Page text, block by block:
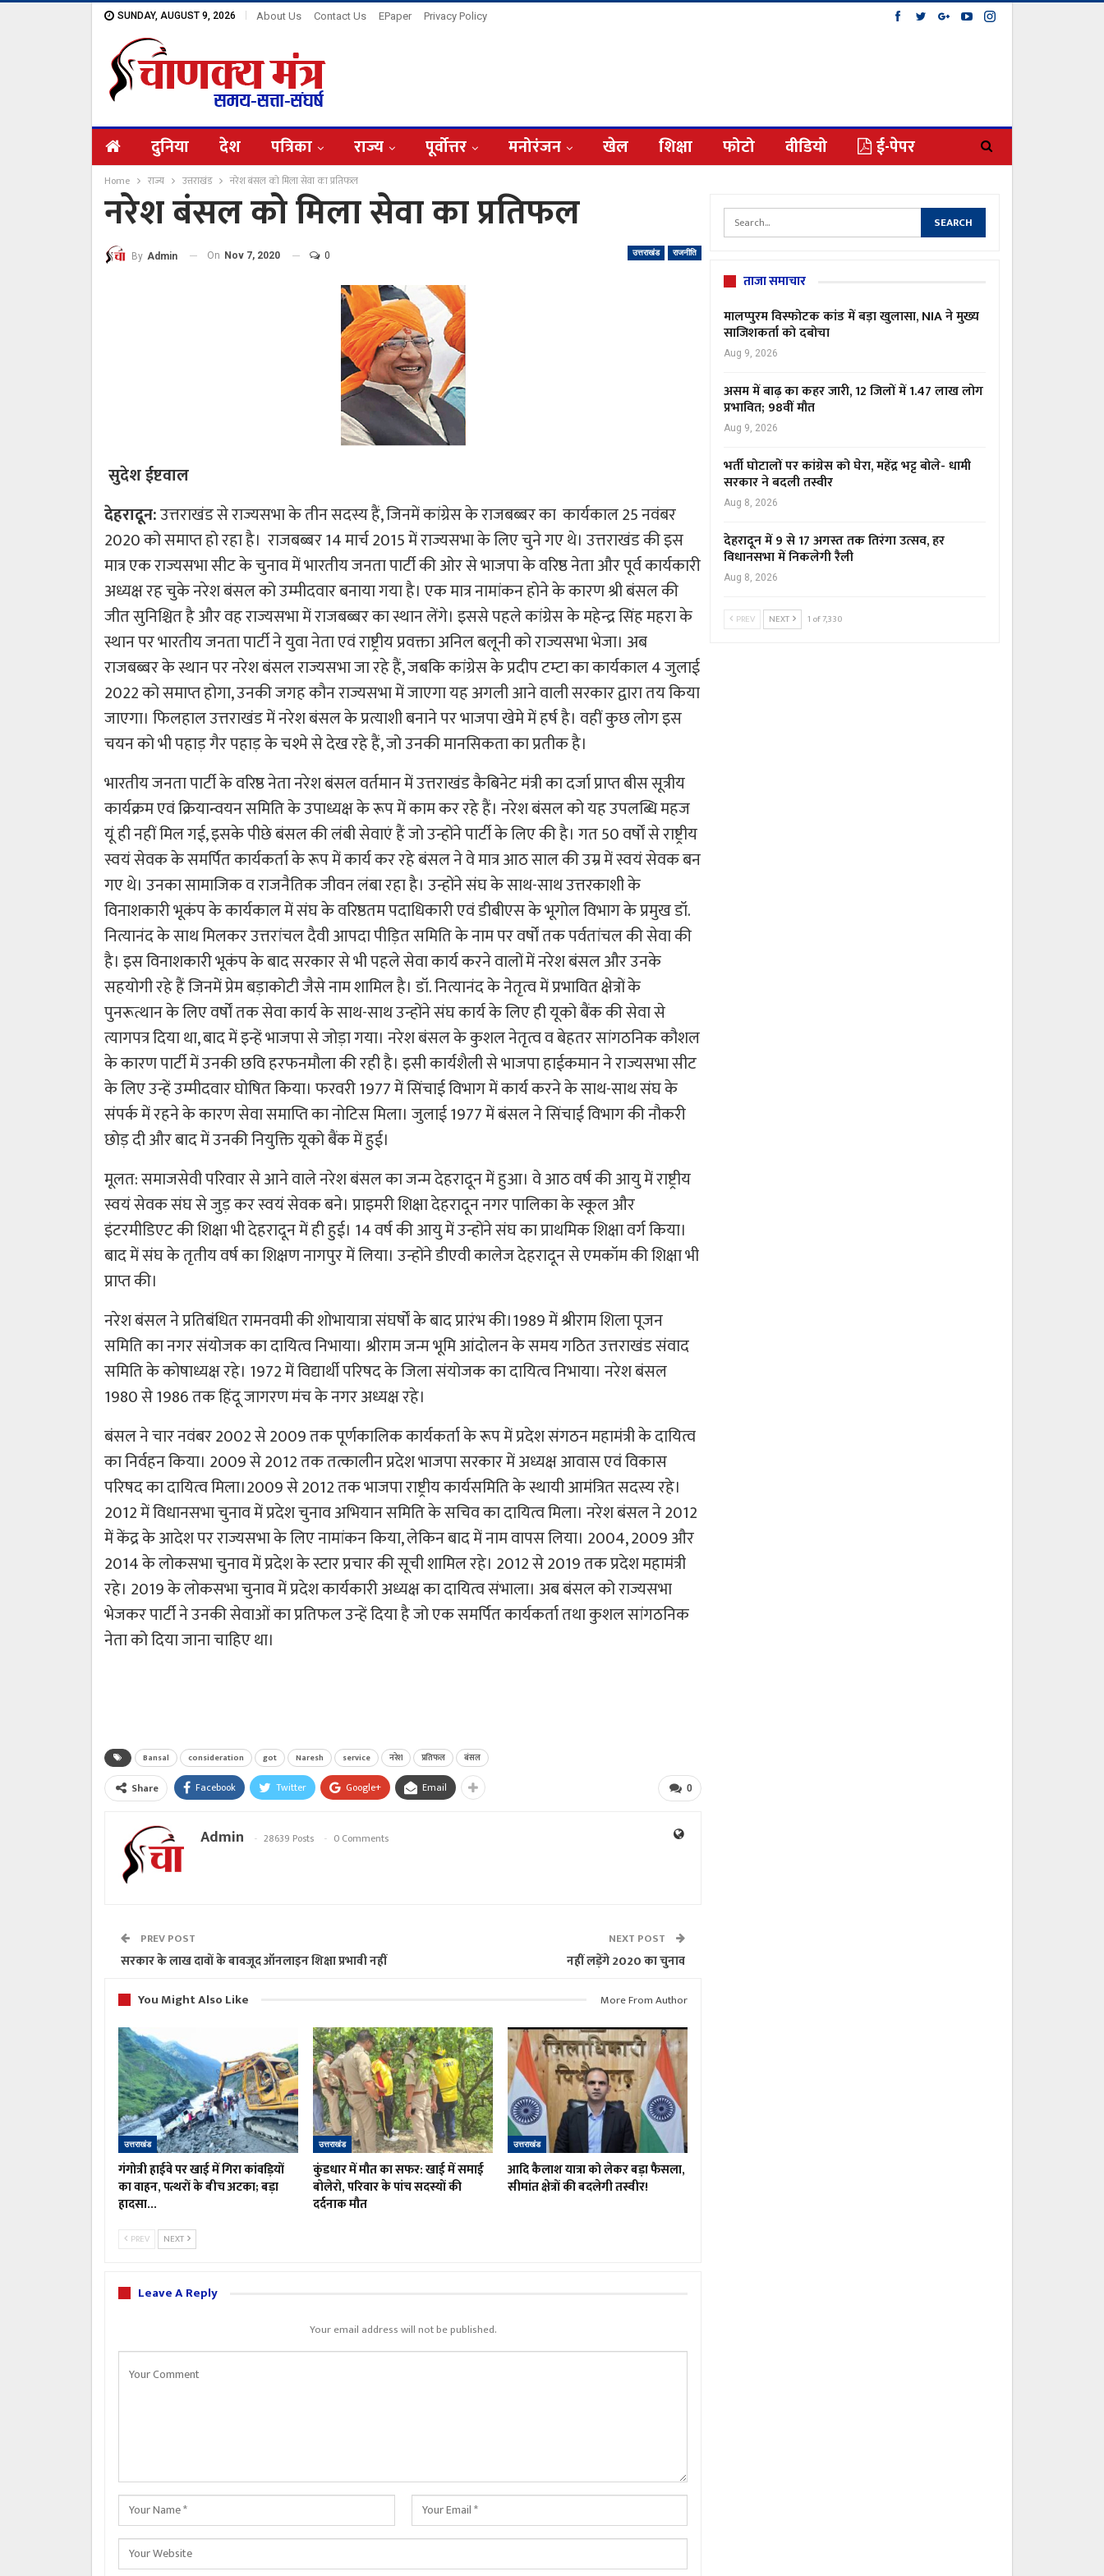
SUNDAY, AUGUST 9, 2026 About Us Contact Us EPaper Privacy Policy
दुनिया देश पत्रिका राज्य पूर्वोत्तर मनोरंजन खेल शिक्षा फोटो वीडियो ई-पेपर
Home राज्य उत्तराखंड नरेश बंसल को मिला सेवा का प्रतिफल
नरेश बंसल को मिला सेवा का प्रतिफल
उत्तराखंड राजनीति
By Admin On Nov 7, 2020 0
सुदेश ईष्टवाल
देहरादून:उत्तराखंड से राज्यसभा के तीन सदस्य हैं, जिनमें कांग्रेस के राजबब्बर का कार्यकाल 25 नवंबर
2020 को समाप्त हो रहा है। राजबब्बर 14 मार्च 2015 में राज्यसभा के लिए चुने गए थे। उत्तराखंड की इस
मात्र एक राज्यसभा सीट के चुनाव में भारतीय जनता पार्टी की ओर से भाजपा के वरिष्ठ नेता और पूर्व कार्यकारी
अध्यक्ष रह चुके नरेश बंसल को उम्मीदवार बनाया गया है। एक मात्र नामांकन होने के कारण श्री बंसल की
जीत सुनिश्चित है और वह राज्यसभा में राजबब्बर का स्थान लेंगे। इससे पहले कांग्रेस के महेन्द्र सिंह महरा के
स्थान पर भारतीय जनता पार्टी ने युवा नेता एवं राष्ट्रीय प्रवक्ता अनिल बलूनी को राज्यसभा भेजा। अब
राजबब्बर के स्थान पर नरेश बंसल राज्यसभा जा रहे हैं, जबकि कांग्रेस के प्रदीप टम्टा का कार्यकाल 4 जुलाई
2022 को समाप्त होगा, उनकी जगह कौन राज्यसभा में जाएगा यह अगली आने वाली सरकार द्वारा तय किया
जाएगा। फिलहाल उत्तराखंड में नरेश बंसल के प्रत्याशी बनाने पर भाजपा खेमे में हर्ष है। वहीं कुछ लोग इस
चयन को भी पहाड़ गैर पहाड़ के चश्मे से देख रहे हैं, जो उनकी मानसिकता का प्रतीक है।
भारतीय जनता पार्टी के वरिष्ठ नेता नरेश बंसल वर्तमान में उत्तराखंड कैबिनेट मंत्री का दर्जा प्राप्त बीस सूत्रीय
कार्यक्रम एवं क्रियान्वयन समिति के उपाध्यक्ष के रूप में काम कर रहे हैं। नरेश बंसल को यह उपलब्धि महज
यूं ही नहीं मिल गई, इसके पीछे बंसल की लंबी सेवाएं हैं जो उन्होंने पार्टी के लिए की है। गत 50 वर्षों से राष्ट्रीय
स्वयं सेवक के समर्पित कार्यकर्ता के रूप में कार्य कर रहे बंसल ने वे मात्र आठ साल की उम्र में स्वयं सेवक बन
गए थे। उनका सामाजिक व राजनैतिक जीवन लंबा रहा है। उन्होंने संघ के साथ-साथ उत्तरकाशी के
विनाशकारी भूकंप के कार्यकाल में संघ के वरिष्ठतम पदाधिकारी एवं डीबीएस के भूगोल विभाग के प्रमुख डॉ.
नित्यानंद के साथ मिलकर उत्तरांचल दैवी आपदा पीड़ित समिति के नाम पर वर्षों तक पर्वतांचल की सेवा की
है। इस विनाशकारी भूकंप के बाद सरकार से भी पहले सेवा कार्य करने वालों में नरेश बंसल और उनके
सहयोगी रहे हैं जिनमें प्रेम बड़ाकोटी जैसे नाम शामिल है। डॉ. नित्यानंद के नेतृत्व में प्रभावित क्षेत्रों के
पुनरूत्थान के लिए वर्षों तक सेवा कार्य के साथ-साथ उन्होंने संघ कार्य के लिए ही यूको बैंक की सेवा से
त्यागपत्र दिया था, बाद में इन्हें भाजपा से जोड़ा गया। नरेश बंसल के कुशल नेतृत्व व बेहतर सांगठनिक कौशल
के कारण पार्टी में उनकी छवि हरफनमौला की रही है। इसी कार्यशैली से भाजपा हाईकमान ने राज्यसभा सीट
के लिए उन्हें उम्मीदवार घोषित किया। फरवरी 1977 में सिंचाई विभाग में कार्य करने के साथ-साथ संघ के
संपर्क में रहने के कारण सेवा समाप्ति का नोटिस मिला। जुलाई 1977 में बंसल ने सिंचाई विभाग की नौकरी
छोड़ दी और बाद में उनकी नियुक्ति यूको बैंक में हुई।
मूलत: समाजसेवी परिवार से आने वाले नरेश बंसल का जन्म देहरादून में हुआ। वे आठ वर्ष की आयु में राष्ट्रीय
स्वयं सेवक संघ से जुड़ कर स्वयं सेवक बने। प्राइमरी शिक्षा देहरादून नगर पालिका के स्कूल और
इंटरमीडिएट की शिक्षा भी देहरादून में ही हुई। 14 वर्ष की आयु में उन्होंने संघ का प्राथमिक शिक्षा वर्ग किया।
बाद में संघ के तृतीय वर्ष का शिक्षण नागपुर में लिया। उन्होंने डीएवी कालेज देहरादून से एमकॉम की शिक्षा भी
प्राप्त की।
नरेश बंसल ने प्रतिबंधित रामनवमी की शोभायात्रा संघर्षों के बाद प्रारंभ की।1989 में श्रीराम शिला पूजन
समिति का नगर संयोजक का दायित्व निभाया। श्रीराम जन्म भूमि आंदोलन के समय गठित उत्तराखंड संवाद
समिति के कोषाध्यक्ष रहे। 1972 में विद्यार्थी परिषद के जिला संयोजक का दायित्व निभाया। नरेश बंसल
1980 से 1986 तक हिंदू जागरण मंच के नगर अध्यक्ष रहे।
बंसल ने चार नवंबर 2002 से 2009 तक पूर्णकालिक कार्यकर्ता के रूप में प्रदेश संगठन महामंत्री के दायित्व
का निर्वहन किया। 2009 से 2012 तक तत्कालीन प्रदेश भाजपा सरकार में अध्यक्ष आवास एवं विकास
परिषद का दायित्व मिला।2009 से 2012 तक भाजपा राष्ट्रीय कार्यसमिति के स्थायी आमंत्रित सदस्य रहे।
2012 में विधानसभा चुनाव में प्रदेश चुनाव अभियान समिति के सचिव का दायित्व मिला। नरेश बंसल ने 2012
में केंद्र के आदेश पर राज्यसभा के लिए नामांकन किया, लेकिन बाद में नाम वापस लिया। 2004, 2009 और
2014 के लोकसभा चुनाव में प्रदेश के स्टार प्रचार की सूची शामिल रहे। 2012 से 2019 तक प्रदेश महामंत्री
रहे। 2019 के लोकसभा चुनाव में प्रदेश कार्यकारी अध्यक्ष का दायित्व संभाला। अब बंसल को राज्यसभा
भेजकर पार्टी ने उनकी सेवाओं का प्रतिफल उन्हें दिया है जो एक समर्पित कार्यकर्ता तथा कुशल सांगठनिक
नेता को दिया जाना चाहिए था।
Bansal consideration got Naresh service नरेश प्रतिफल बंसल
0
Share Facebook Twitter Google+ Email
Admin 28639 Posts 0 Comments
PREV POST
सरकार के लाख दावों के बावजूद ऑनलाइन शिक्षा प्रभावी नहीं
NEXT POST
नहीं लड़ेंगे 2020 का चुनाव
You Might Also Like
More From Author
उत्तराखंड
गंगोत्री हाईवे पर खाई में गिरा कांवड़ियों
का वाहन, पत्थरों के बीच अटका; बड़ा
हादसा…
उत्तराखंड
कुंडधार में मौत का सफर: खाई में समाई
बोलेरो, परिवार के पांच सदस्यों की
दर्दनाक मौत
उत्तराखंड
आदि कैलाश यात्रा को लेकर बड़ा फैसला,
सीमांत क्षेत्रों की बदलेगी तस्वीर!
PREV NEXT
Leave A Reply
Your email address will not be published.
ताजा समाचार
मालप्पुरम विस्फोटक कांड में बड़ा खुलासा, NIA ने मुख्य
साजिशकर्ता को दबोचा
Aug 9, 2026
असम में बाढ़ का कहर जारी, 12 जिलों में 1.47 लाख लोग
प्रभावित; 98वीं मौत
Aug 9, 2026
भर्ती घोटालों पर कांग्रेस को घेरा, महेंद्र भट्ट बोले- धामी
सरकार ने बदली तस्वीर
Aug 8, 2026
देहरादून में 9 से 17 अगस्त तक तिरंगा उत्सव, हर
विधानसभा में निकलेगी रैली
Aug 8, 2026
PREV NEXT 1 of 7,330